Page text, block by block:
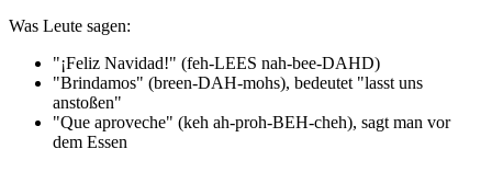
Was Leute sagen:
"¡Feliz Navidad!" (feh-LEES nah-bee-DAHD)
"Brindamos" (breen-DAH-mohs), bedeutet "lasst uns
anstoßen"
"Que aproveche" (keh ah-proh-BEH-cheh), sagt man vor
dem Essen